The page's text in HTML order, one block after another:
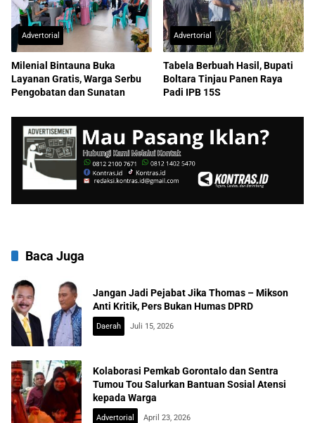
Advertorial
Milenial Bintauna Buka
Layanan Gratis, Warga Serbu
Pengobatan dan Sunatan
Advertorial
Tabela Berbuah Hasil, Bupati
Boltara Tinjau Panen Raya
Padi IPB 15S
Baca Juga
Jangan Jadi Pejabat Jika Thomas – Mikson
Anti Kritik, Pers Bukan Humas DPRD
Daerah Juli 15, 2026
Kolaborasi Pemkab Gorontalo dan Sentra
Tumou Tou Salurkan Bantuan Sosial Atensi
kepada Warga
Advertorial April 23, 2026